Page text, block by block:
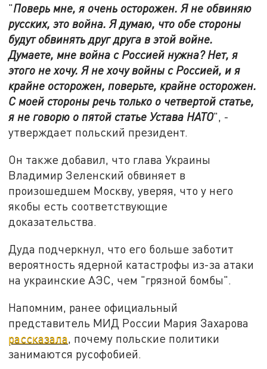
"Поверь мне, я очень осторожен. Я не обвиняю
русских, это война. Я думаю, что обе стороны
будут обвинять друг друга в этой войне.
Думаете, мне война с Россией нужна? Нет, я
этого не хочу. Я не хочу войны с Россией, и я
крайне осторожен, поверьте, крайне осторожен.
С моей стороны речь только о четвертой статье,
я не говорю о пятой статье Устава НАТО", -
утверждает польский президент.
Он также добавил, что глава Украины
Владимир Зеленский обвиняет в
произошедшем Москву, уверяя, что у него
якобы есть соответствующие
доказательства.
Дуда подчеркнул, что его больше заботит
вероятность ядерной катастрофы из-за атаки
на украинские АЭС, чем "грязной бомбы".
Напомним, ранее официальный
представитель МИД России Мария Захарова
рассказала , почему польские политики
занимаются русофобией.